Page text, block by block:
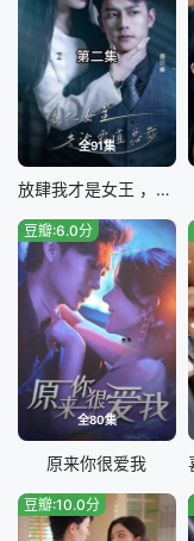
全91集
放肆我才是女王 ，疯批女主专治霸道总裁
全80集
豆瓣:6.0分
原来你很爱我
豆瓣:10.0分